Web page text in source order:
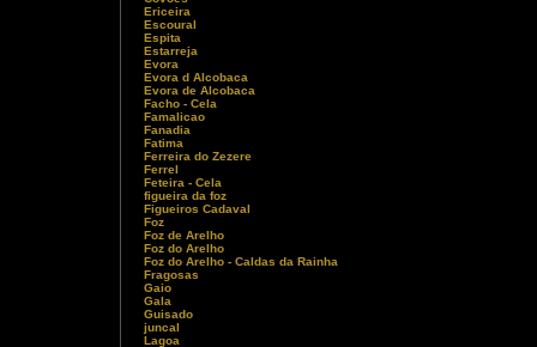
Ericeira
Escoural
Espita
Estarreja
Evora
Evora d Alcobaca
Evora de Alcobaca
Facho - Cela
Famalicao
Fanadia
Fatima
Ferreira do Zezere
Ferrel
Feteira - Cela
figueira da foz
Figueiros Cadaval
Foz
Foz de Arelho
Foz do Arelho
Foz do Arelho - Caldas da Rainha
Fragosas
Gaio
Gala
Guisado
juncal
Lagoa